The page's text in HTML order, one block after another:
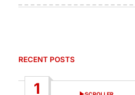
RECENT POSTS
1